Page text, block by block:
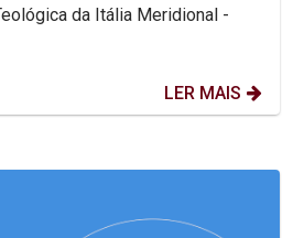
da Itália Meridional -
LER MAIS